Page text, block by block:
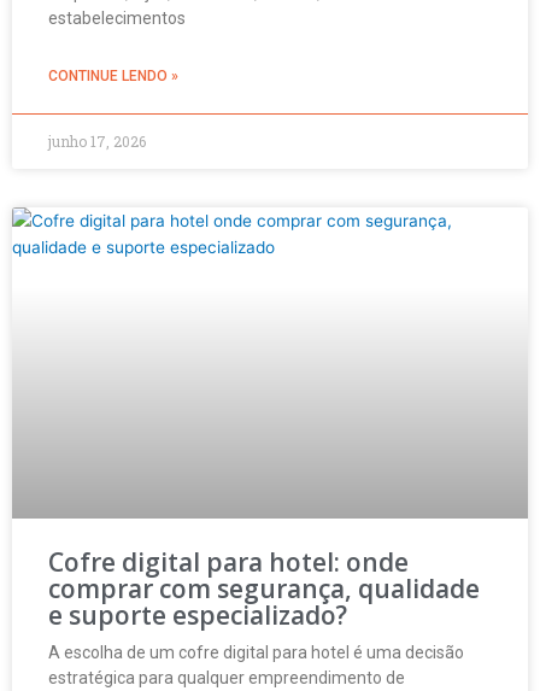
estabelecimentos
CONTINUE LENDO »
junho 17, 2026
Cofre digital para hotel: onde
comprar com segurança, qualidade
e suporte especializado?
A escolha de um cofre digital para hotel é uma decisão
estratégica para qualquer empreendimento de